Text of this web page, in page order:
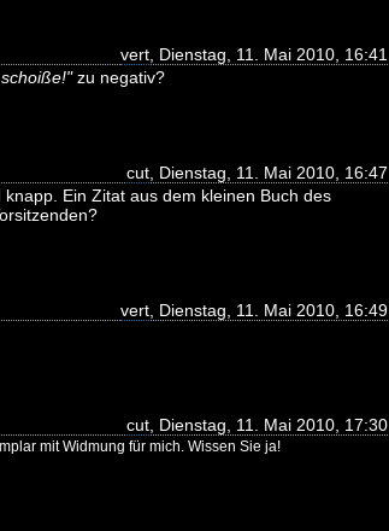
vert , Dienstag, 11. Mai 2010, 16:41
zu negativ?
cut , Dienstag, 11. Mai 2010, 16:47
knapp. Ein Zitat aus dem kleinen Buch des
vert , Dienstag, 11. Mai 2010, 16:49
cut , Dienstag, 11. Mai 2010, 17:30
mit Widmung für mich. Wissen Sie ja!